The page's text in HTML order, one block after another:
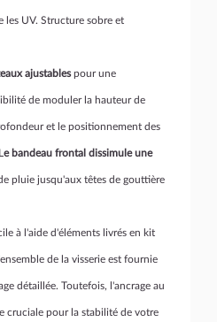
les UV. Structure sobre et
ajustablespour une
de moduler la hauteur de
et le positionnement des
e bandeau frontal dissimule une
pluie jusqu'aux têtes de gouttière
à l'aide d'éléments livrés en kit
de la visserie est fournie
détaillée. Toutefois, l'ancrage au
cruciale pour la stabilité de votre